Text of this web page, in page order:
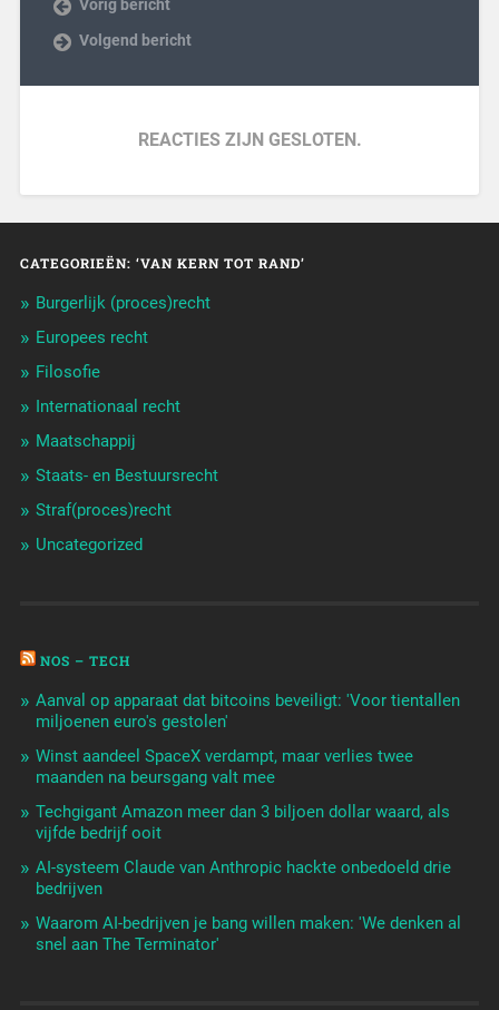
Vorig bericht
Volgend bericht
REACTIES ZIJN GESLOTEN.
CATEGORIEËN: ‘VAN KERN TOT RAND’
Burgerlijk (proces)recht
Europees recht
Filosofie
Internationaal recht
Maatschappij
Staats- en Bestuursrecht
Straf(proces)recht
Uncategorized
NOS – TECH
Aanval op apparaat dat bitcoins beveiligt: 'Voor tientallen
miljoenen euro's gestolen'
Winst aandeel SpaceX verdampt, maar verlies twee
maanden na beursgang valt mee
Techgigant Amazon meer dan 3 biljoen dollar waard, als
vijfde bedrijf ooit
AI-systeem Claude van Anthropic hackte onbedoeld drie
bedrijven
Waarom AI-bedrijven je bang willen maken: 'We denken al
snel aan The Terminator'